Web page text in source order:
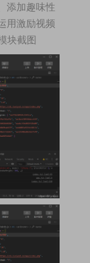
添加趣味性
用激励视频
块截图